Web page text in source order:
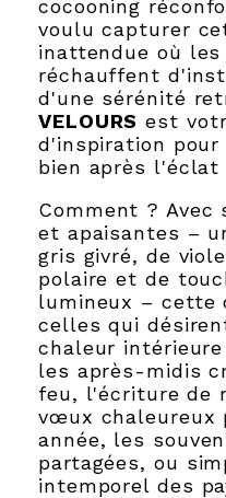
cocooning
voulu capturer
inattendue où
réchauffent
d'une sérénité
VELOURS est
d'inspiration pour
bien après l'éclat
Comment ? Avec
et apaisantes –
gris givré, de
polaire et de
lumineux – cette
celles qui
chaleur
les après-midis
feu, l'écriture de
vœux chaleureux
année, les
partagées, ou
intemporel des